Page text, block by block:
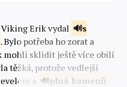
Viking Erik vydal
s
. Bylo potřeba ho zorat a
mohli sklidit ještě více obilí
těžká, protože vedlejší
a
plná kamenů .